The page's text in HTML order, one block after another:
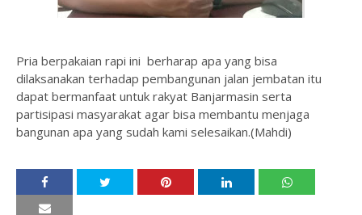
Pria berpakaian rapi ini berharap apa yang bisa
dilaksanakan terhadap pembangunan jalan jembatan itu
dapat bermanfaat untuk rakyat Banjarmasin serta
partisipasi masyarakat agar bisa membantu menjaga
bangunan apa yang sudah kami selesaikan.(Mahdi)